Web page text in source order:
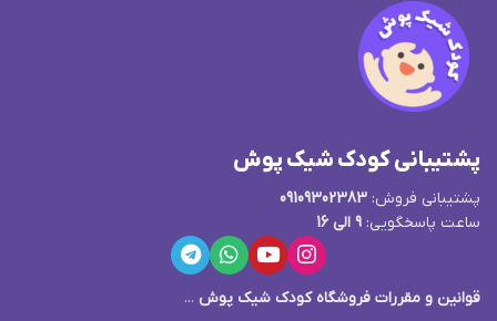
پشتیبانی کودک شیک پوش
پشتیبانی فروش: 09109302383
ساعت پاسخگویی: 9 الی 16
قوانین و مقررات فروشگاه کودک شیک پوش ...